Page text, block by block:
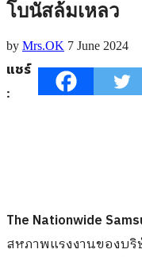
โบนัสล้มเหลว
by Mrs.OK 7 June 2024
แชร์
:
The Nationwide
สหภาพแรงงานของบ